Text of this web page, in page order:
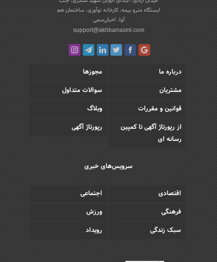
ایستگاه مترو بیمه، کارخانه نوآوری، ساختمان هم
آوا، اخباررسمی
support@akhbarrasmi.com
درباره ما
مجوزها
مشتریان
سوالات متداول
قوانین و مقررات
وبلاگ
از رپورتاژ آگهی تا کمپین
رسانه ای
رپورتاژ آگهی
سرویس‌های خبری
اقتصادی
اجتماعی
فرهنگی
ورزش
سبک زندگی
رویداد